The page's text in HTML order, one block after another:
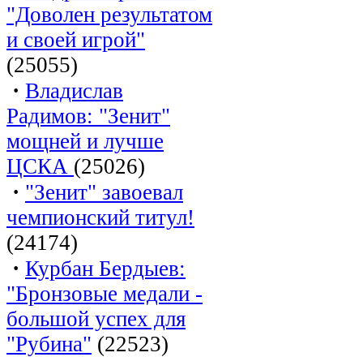
"Доволен результатом
и своей игрой"
(25055)
· Владислав
Радимов: "Зенит"
мощней и лучше
ЦСКА (25026)
· "Зенит" завоевал
чемпионский титул!
(24174)
· Курбан Бердыев:
"Бронзовые медали -
большой успех для
"Рубина" (22523)